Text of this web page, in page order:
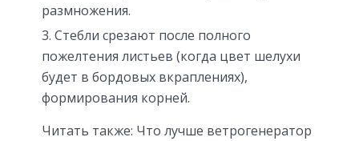
размножения.
Стебли срезают после полного
пожелтения листьев (когда цвет шелухи
будет в бордовых вкраплениях),
формирования корней.
Читать также: Что лучше ветрогенератор